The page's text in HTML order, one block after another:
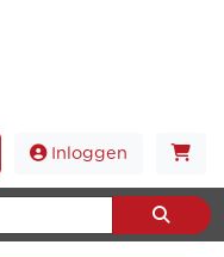
Inloggen